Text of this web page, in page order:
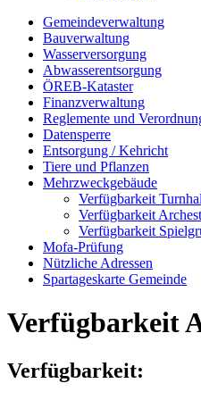
Gemeindeverwaltung
Bauverwaltung
Wasserversorgung
Abwasserentsorgung
ÖREB-Kataster
Finanzverwaltung
Reglemente und
Datensperre
Entsorgung / Kehricht
Tiere und Pflanzen
Mehrzweckgebäude
Verfügbarkeit
Verfügbarkeit
Verfügbarkeit
Mofa-Prüfung
Nützliche Adressen
Spartageskarte Gemeinde
Verfügbarkeit
Verfügbarkeit: